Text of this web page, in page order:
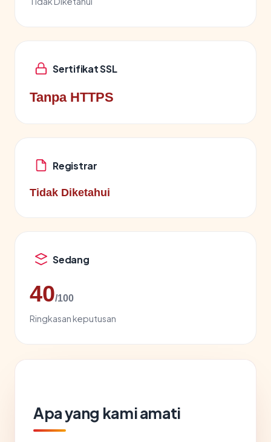
Sertifikat SSL
Tanpa HTTPS
Registrar
Tidak Diketahui
Sedang
40/100
Ringkasan keputusan
Apa yang kami amati